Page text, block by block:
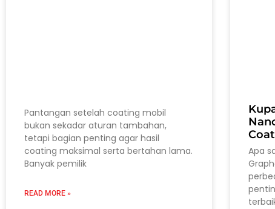
Pantangan setelah coating mobil
bukan sekadar aturan tambahan,
tetapi bagian penting agar hasil
coating maksimal serta bertahan lama.
Banyak pemilik
READ MORE »
Apa